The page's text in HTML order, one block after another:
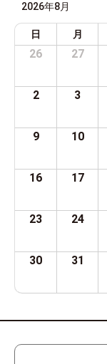
2026年8月
日 月
26 27
2 3
9 10
16 17
23 24
30 31